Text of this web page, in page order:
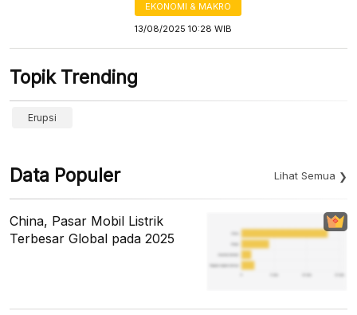
EKONOMI & MAKRO
13/08/2025 10:28 WIB
Topik Trending
Erupsi
Data Populer Lihat Semua
China, Pasar Mobil Listrik
Terbesar Global pada 2025